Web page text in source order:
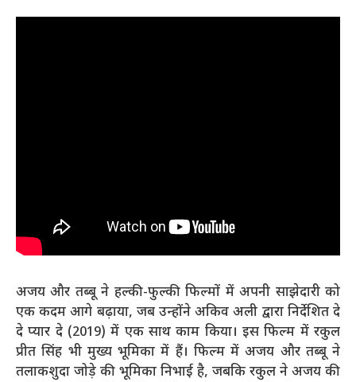
अजय और तब्बू ने हल्की-फुल्की फिल्मों में अपनी साझेदारी को
एक कदम आगे बढ़ाया, जब उन्होंने अकिव अली द्वारा निर्देशित दे
दे प्यार दे (2019) में एक साथ काम किया। इस फिल्म में रकुल
प्रीत सिंह भी मुख्य भूमिका में हैं। फिल्म में अजय और तब्बू ने
तलाकशुदा जोड़े की भूमिका निभाई है, जबकि रकुल ने अजय की